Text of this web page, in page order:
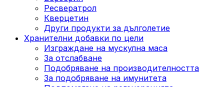
Ресвератрол
Кверцетин
Други продукти за дълголетие
Хранителни добавки по цели
Изграждане на мускулна маса
За отслабване
Подобряване на производителността
За подобряване на имунитета